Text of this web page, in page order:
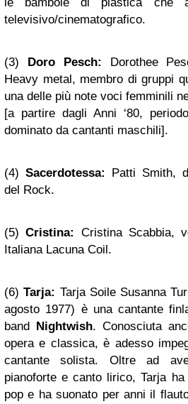
televisivo/cinematografico.
(3) Doro Pesch: Dorothee
Heavy metal, membro di gruppi
una delle più note voci femminili
[a partire dagli Anni ‘80,
dominato da cantanti maschili].
(4) Sacerdotessa:
Patti Smith,
del Rock.
(5)Cristina:
Cristina Scabbia,
Italiana Lacuna Coil.
(6)Tarja: Tarja Soile Susanna
agosto 1977) è una cantante
band Nightwish. Conosciuta
opera e classica, è adesso
cantante solista. Oltre ad
pianoforte e canto lirico, Tarja
pop e ha suonato per anni il